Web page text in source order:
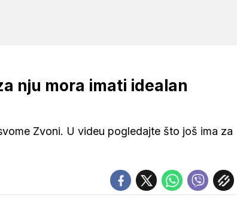
nju mora imati idealan
Zvoni. U videu pogledajte što još ima za